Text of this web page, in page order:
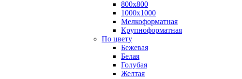
800х800
1000х1000
Мелкоформатная
Крупноформатная
По цвету
Бежевая
Белая
Голубая
Желтая